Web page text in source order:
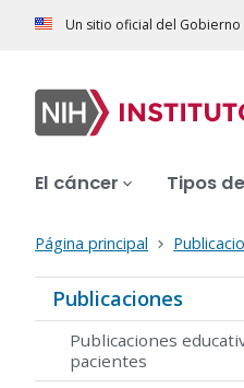
Un sitio oficial del
El cáncer Tipos
Página principal
Publicaciones
Publicaciones
pacientes